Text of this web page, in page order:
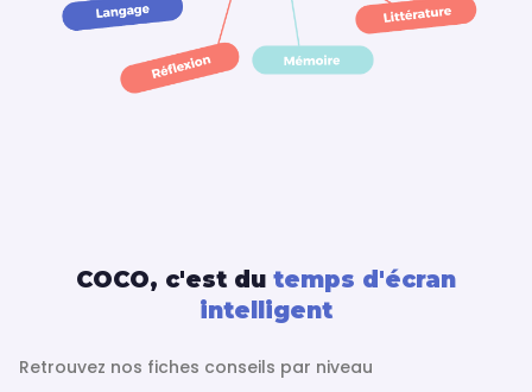
COCO, c'est du temps d'écran
intelligent
Retrouvez nos fiches conseils par niveau